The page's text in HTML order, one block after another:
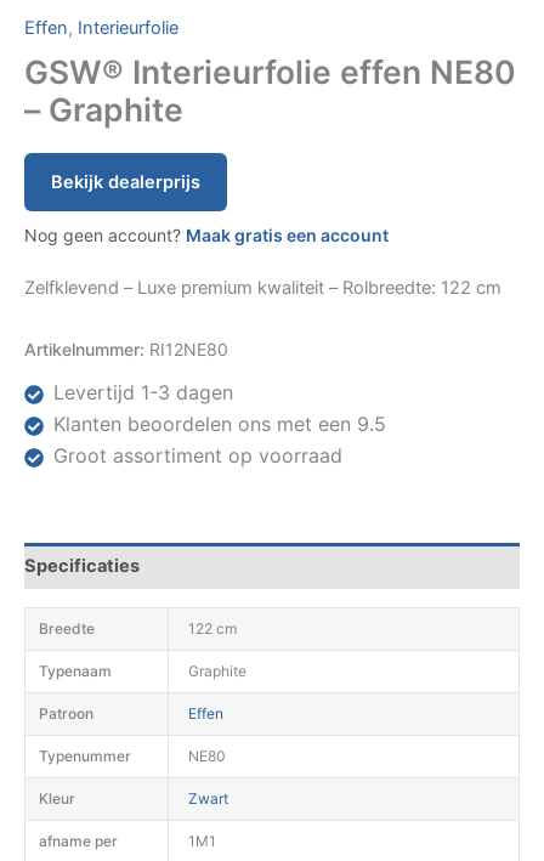
Effen, Interieurfolie
GSW® Interieurfolie effen NE80
– Graphite
Bekijk dealerprijs
Nog geen account? Maak gratis een account
Zelfklevend – Luxe premium kwaliteit – Rolbreedte: 122 cm
Artikelnummer: RI12NE80
Levertijd 1-3 dagen
Klanten beoordelen ons met een 9.5
Groot assortiment op voorraad
Specificaties
Breedte 122 cm
Typenaam Graphite
Patroon Effen
Typenummer NE80
Kleur Zwart
afname per 1M1